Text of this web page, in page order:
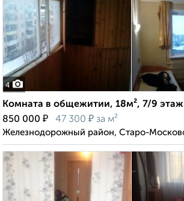
4
Комната в общежитии, 18м², 7/9 этаж
850 000 ₽ 47 300 ₽ за м²
Железнодорожный район, Старо-